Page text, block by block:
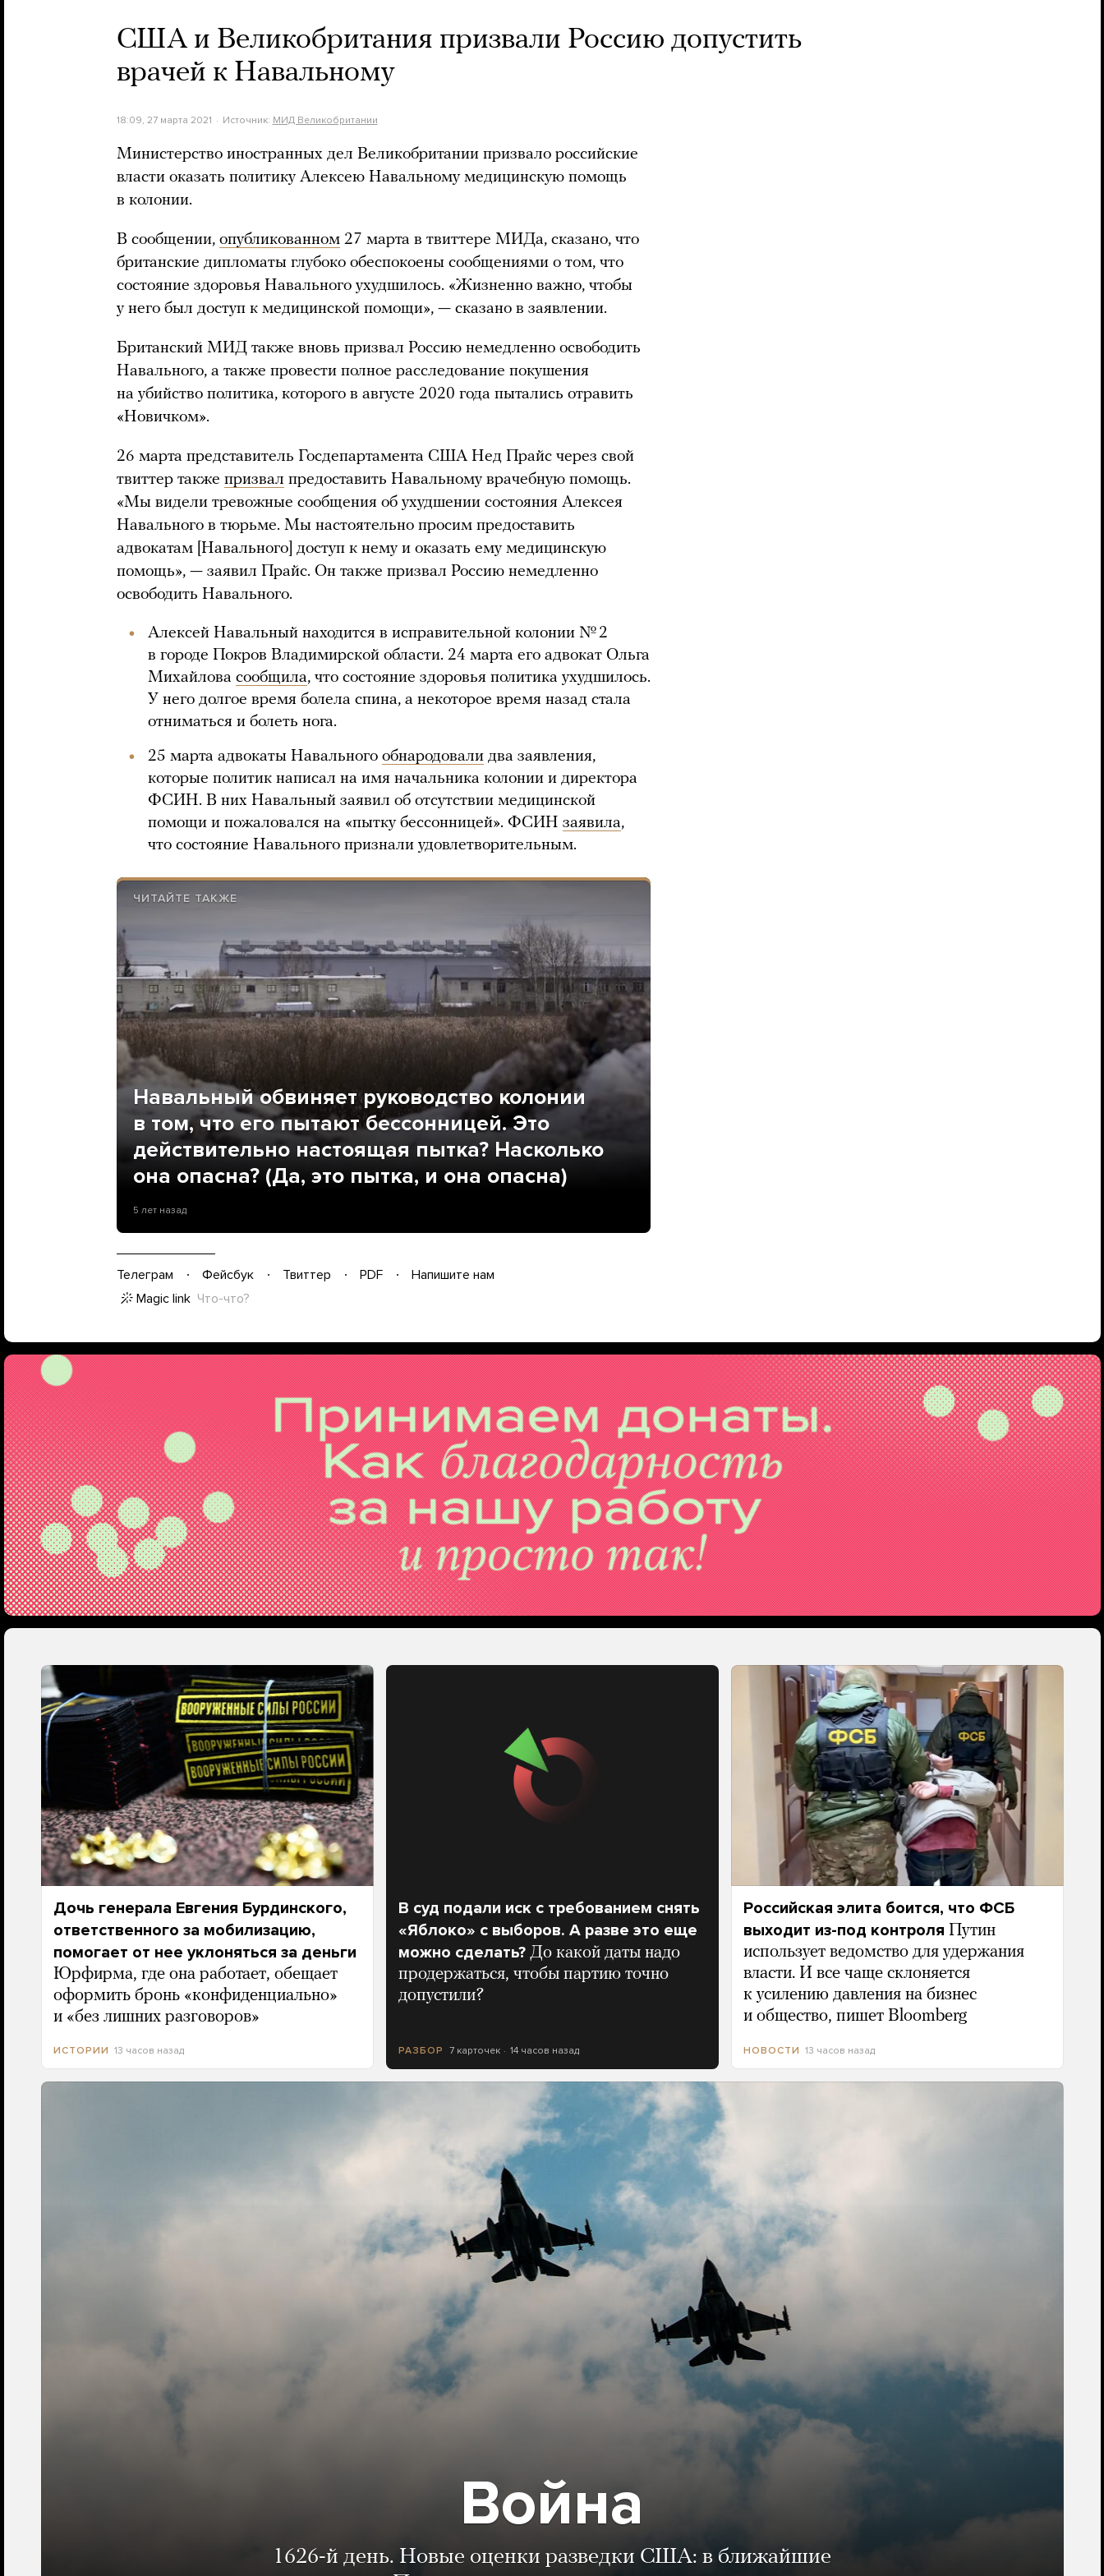
США и Великобритания призвали Россию допустить
врачей к Навальному
18:09, 27 марта 2021 Источник: МИД Великобритании
Министерство иностранных дел Великобритании призвало российские
власти оказать политику Алексею Навальному медицинскую помощь
в колонии.
В сообщении, опубликованном 27 марта в твиттере МИДа, сказано, что
британские дипломаты глубоко обеспокоены сообщениями о том, что
состояние здоровья Навального ухудшилось. «Жизненно важно, чтобы
у него был доступ к медицинской помощи», — сказано в заявлении.
Британский МИД также вновь призвал Россию немедленно освободить
Навального, а также провести полное расследование покушения
на убийство политика, которого в августе 2020 года пытались отравить
«Новичком».
26 марта представитель Госдепартамента США Нед Прайс через свой
твиттер также призвал предоставить Навальному врачебную помощь.
«Мы видели тревожные сообщения об ухудшении состояния Алексея
Навального в тюрьме. Мы настоятельно просим предоставить
адвокатам [Навального] доступ к нему и оказать ему медицинскую
помощь», — заявил Прайс. Он также призвал Россию немедленно
освободить Навального.
Алексей Навальный находится в исправительной колонии № 2
в городе Покров Владимирской области. 24 марта его адвокат Ольга
Михайлова сообщила, что состояние здоровья политика ухудшилось.
У него долгое время болела спина, а некоторое время назад стала
отниматься и болеть нога.
25 марта адвокаты Навального обнародовали два заявления,
которые политик написал на имя начальника колонии и директора
ФСИН. В них Навальный заявил об отсутствии медицинской
помощи и пожаловался на «пытку бессонницей». ФСИН заявила,
что состояние Навального признали удовлетворительным.
ЧИТАЙТЕ ТАКЖЕ
Навальный обвиняет руководство колонии
в том, что его пытают бессонницей. Это
действительно настоящая пытка? Насколько
она опасна? (Да, это пытка, и она опасна)
5 лет назад
Телеграм Фейсбук Твиттер PDF
Напишите нам
Magic link Что-что?
Дочь генерала Евгения Бурдинского,
ответственного за мобилизацию,
помогает от нее уклоняться за деньги
Юрфирма, где она работает, обещает
оформить бронь «конфиденциально»
и «без лишних разговоров»
ИСТОРИИ 13 часов назад
В суд подали иск с требованием снять
«Яблоко» с выборов. А разве это еще
можно сделать? До какой даты надо
продержаться, чтобы партию точно
допустили?
РАЗБОР 7 карточек 14 часов назад
Российская элита боится, что ФСБ
выходит из-под контроля Путин
использует ведомство для удержания
власти. И все чаще склоняется
к усилению давления на бизнес
и общество, пишет Bloomberg
НОВОСТИ 13 часов назад
Война
1626-й день. Новые оценки разведки США: в ближайшие